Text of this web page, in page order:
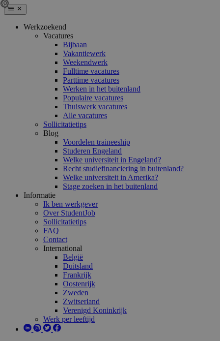
Werkzoekend
Vacatures
Bijbaan
Vakantiewerk
Weekendwerk
Fulltime vacatures
Parttime vacatures
Werken in het buitenland
Populaire vacatures
Thuiswerk vacatures
Alle vacatures
Sollicitatietips
Blog
Voordelen traineeship
Studeren Engeland
Welke universiteit in Engeland?
Recht studiefinanciering in buitenland?
Welke universiteit in Amerika?
Stage zoeken in het buitenland
Informatie
Ik ben werkgever
Over StudentJob
Sollicitatietips
FAQ
Contact
International
België
Duitsland
Frankrijk
Oostenrijk
Zweden
Zwitserland
Verenigd Koninkrijk
Werk per leeftijd